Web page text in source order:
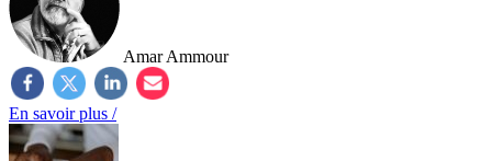
Amar Ammour
En savoir plus /